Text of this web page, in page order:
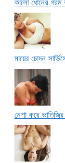
কালো ধোনের গরম
মায়ের চোদন
নেশা করে ভাতিজির